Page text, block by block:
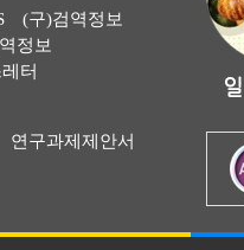
(구)검역정보
정보
터
연구과제제안서